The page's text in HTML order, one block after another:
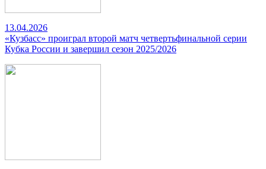
13.04.2026
«Кузбасс» проиграл второй матч четвертьфинальной серии
Кубка России и завершил сезон 2025/2026